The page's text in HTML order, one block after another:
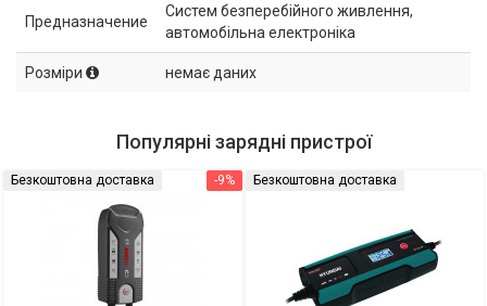
Предназначение
Систем безперебійного живлення,
автомобільна електроніка
Розміри немає даних
Популярні зарядні пристрої
-9%
Безкоштовна доставка Безкоштовна доставка